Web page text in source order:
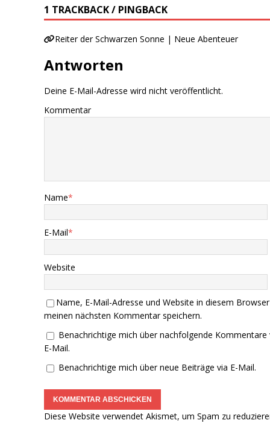
1 TRACKBACK / PINGBACK
Reiter der Schwarzen Sonne | Neue Abenteuer
Antworten
Deine E-Mail-Adresse wird nicht veröffentlicht.
Kommentar
Name*
E-Mail*
Website
Name, E-Mail-Adresse und Website in diesem
meinen nächsten Kommentar speichern.
Benachrichtige mich über nachfolgende Kommentare
E-Mail.
Benachrichtige mich über neue Beiträge via E-Mail.
Diese Website verwendet Akismet, um Spam zu